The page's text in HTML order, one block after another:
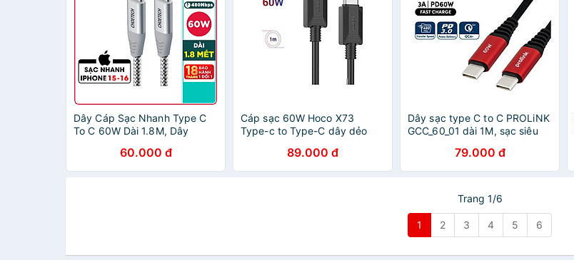
Dây Cáp Sạc Nhanh Type C
To C 60W Dài 1.8M, Dây
iPhone 15, iP16, Android
CHOETECH CC0005 - Hàng
60.000 đ
Cáp sạc 60W Hoco X73
Type-c to Type-C dây dẻo
2 màu ) - Hàng chính hãng
89.000 đ
Dây sạc type C to C PROLiNK
GCC_60_01 dài 1M, sạc siêu
Samsung, Xiaomi, iPad Pro -
Hàng chính hãng
79.000 đ
Trang 1/6
1 2 3 4 5 6